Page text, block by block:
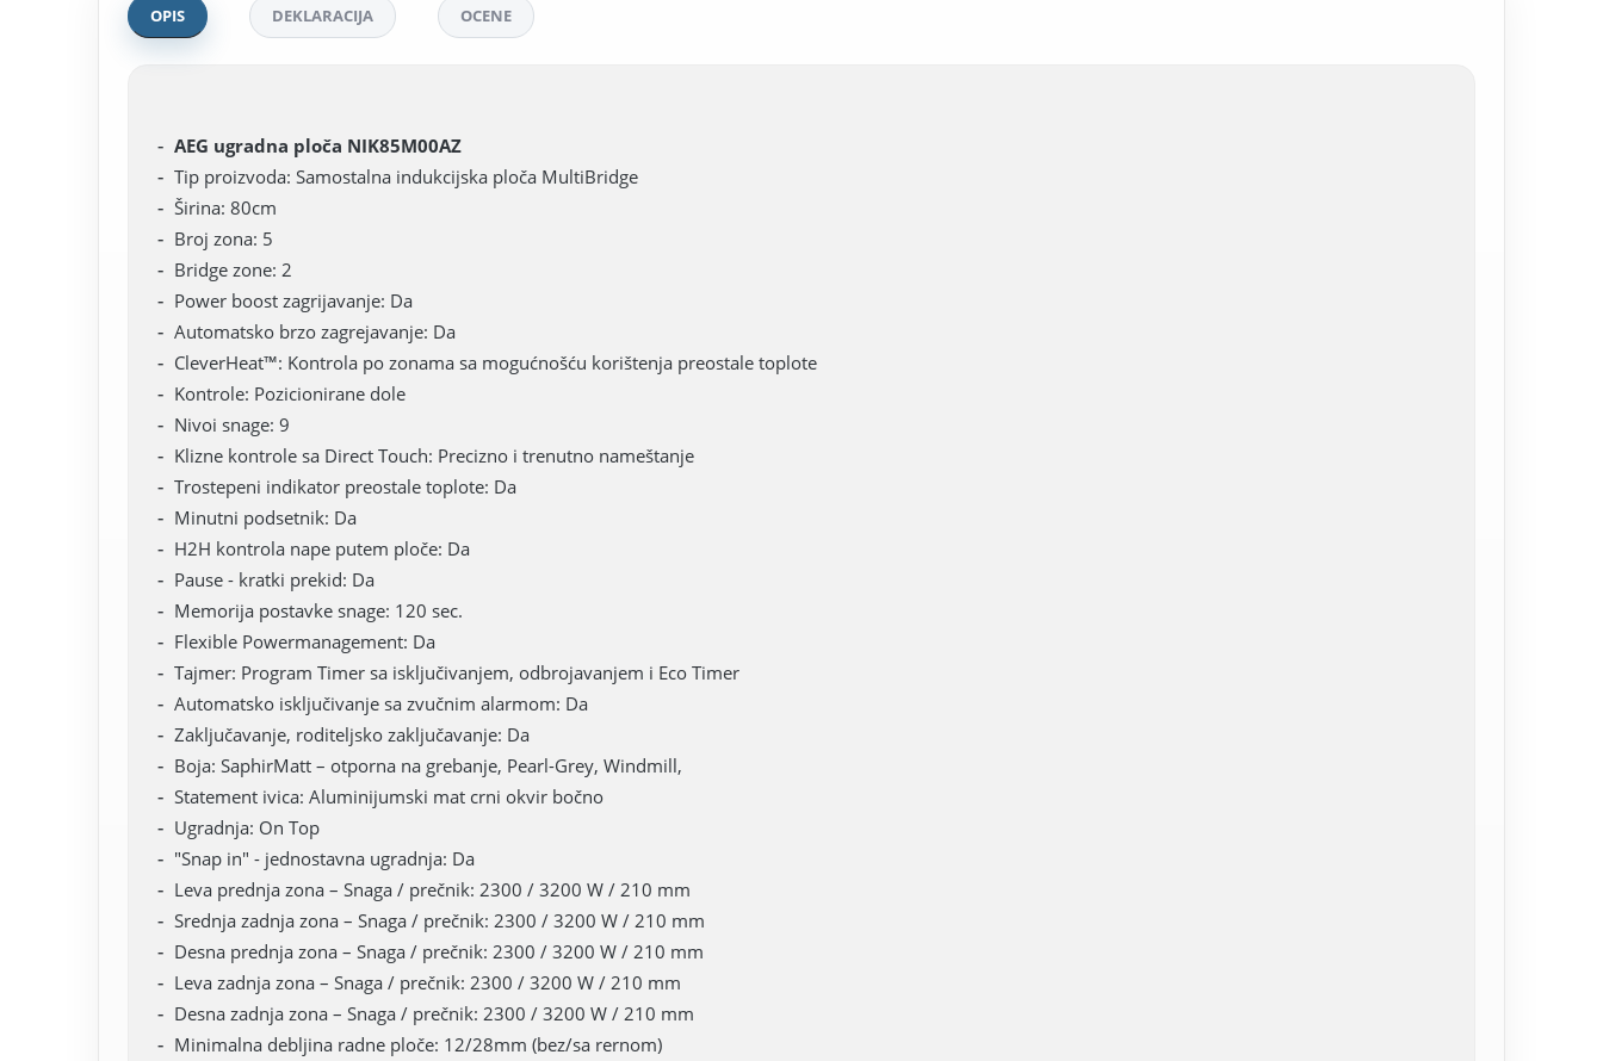
OPIS DEKLARACIJA OCENE
AEG ugradna ploča NIK85M00AZ
Tip proizvoda: Samostalna indukcijska ploča MultiBridge
Širina: 80cm
Broj zona: 5
Bridge zone: 2
Power boost zagrijavanje: Da
Automatsko brzo zagrejavanje: Da
CleverHeat™: Kontrola po zonama sa mogućnošću korištenja preostale toplote
Kontrole: Pozicionirane dole
Nivoi snage: 9
Klizne kontrole sa Direct Touch: Precizno i trenutno nameštanje
Trostepeni indikator preostale toplote: Da
Minutni podsetnik: Da
H2H kontrola nape putem ploče: Da
Pause - kratki prekid: Da
Memorija postavke snage: 120 sec.
Flexible Powermanagement: Da
Tajmer: Program Timer sa isključivanjem, odbrojavanjem i Eco Timer
Automatsko isključivanje sa zvučnim alarmom: Da
Zaključavanje, roditeljsko zaključavanje: Da
Boja: SaphirMatt – otporna na grebanje, Pearl-Grey, Windmill,
Statement ivica: Aluminijumski mat crni okvir bočno
Ugradnja: On Top
"Snap in" - jednostavna ugradnja: Da
Leva prednja zona – Snaga / prečnik: 2300 / 3200 W / 210 mm
Srednja zadnja zona – Snaga / prečnik: 2300 / 3200 W / 210 mm
Desna prednja zona – Snaga / prečnik: 2300 / 3200 W / 210 mm
Leva zadnja zona – Snaga / prečnik: 2300 / 3200 W / 210 mm
Desna zadnja zona – Snaga / prečnik: 2300 / 3200 W / 210 mm
Minimalna debljina radne ploče: 12/28mm (bez/sa rernom)